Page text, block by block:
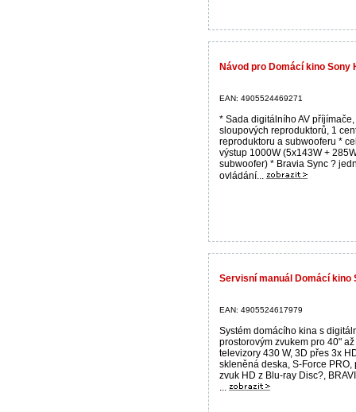
Návod pro Domácí kino Sony
EAN: 4905524469271
* Sada digitálního AV příjímače,
sloupových reproduktorů, 1
reproduktoru a subwooferu *
výstup 1000W (5x143W +
subwoofer) * Bravia Sync ?
ovládání...
Servisní manuál Domácí kino
EAN: 4905524617979
Systém domácího kina s
prostorovým zvukem pro 40"
televizory 430 W, 3D přes 3x
skleněná deska, S-Force PRO,
zvuk HD z Blu-ray Disc?,
...